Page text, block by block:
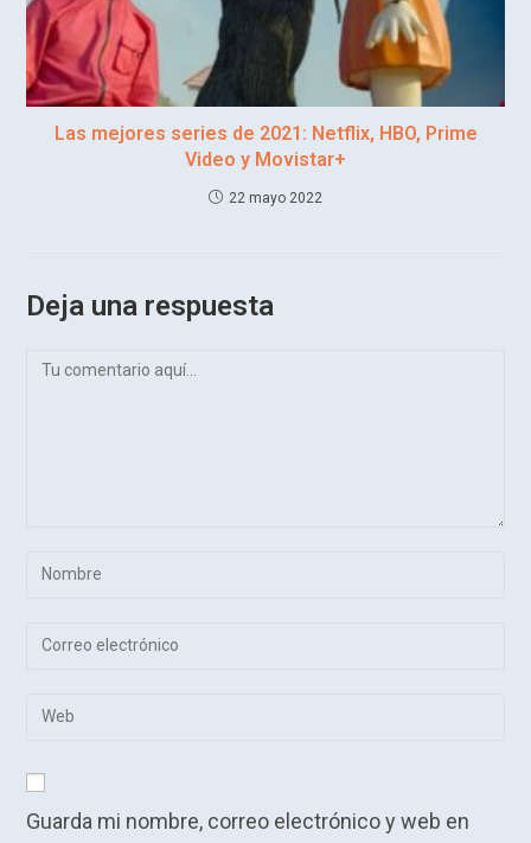
Las mejores series de 2021: Netflix, HBO, Prime
Video y Movistar+
22 mayo 2022
Deja una respuesta
Comentario
Introduce
de
para
Introduce
de
para
Introduce
de
tu
Guarda mi nombre, correo electrónico y web en